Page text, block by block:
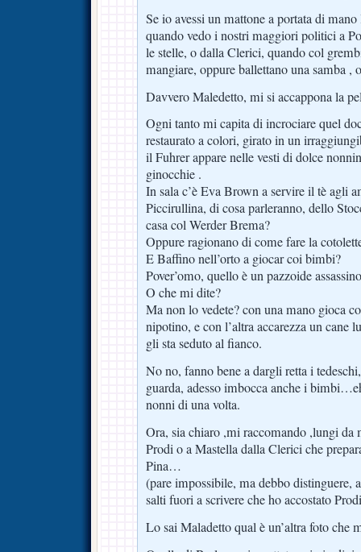
Se io avessi un mattone a portata di
quando vedo i nostri maggiori politici a
le stelle, o dalla Clerici, quando col
mangiare, oppure ballettano una samba ,
Davvero Maledetto, mi si accappona la
Ogni tanto mi capita di incrociare quel
restaurato a colori, girato in un
il Fuhrer appare nelle vesti di dolce
ginocchie .
In sala c’è Eva Brown a servire il tè agli
Piccirullina, di cosa parleranno, dello
casa col Werder Brema?
Oppure ragionano di come fare la
E Baffino nell’orto a giocar coi bimbi?
Pover’omo, quello è un pazzoide
O che mi dite?
Ma non lo vedete? con una mano gioca
nipotino, e con l’altra accarezza un cane
gli sta seduto al fianco.
No no, fanno bene a dargli retta i
guarda, adesso imbocca anche i
nonni di una volta.
Ora, sia chiaro ,mi raccomando ,lungi da
Prodi o a Mastella dalla Clerici che
Pina…
(pare impossibile, ma debbo distinguere,
salti fuori a scrivere che ho accostato
Lo sai Maladetto qual è un’altra foto che